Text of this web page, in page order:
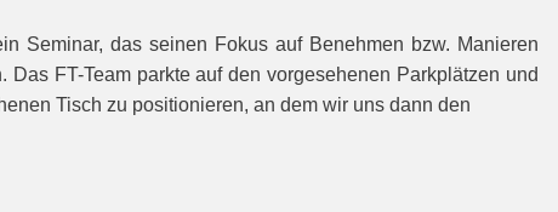
Seminar, das seinen Fokus auf Benehmen bzw. Manieren
FT-Team parkte auf den vorge­sehenen Parkplätzen und
Tisch zu positionieren, an dem wir uns dann den